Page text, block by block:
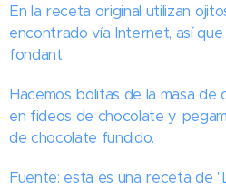
En la receta original utilizan
encontrado vía Internet, así
fondant.
Hacemos bolitas de la masa de
en fideos de chocolate y
de chocolate fundido.
Fuente: esta es una receta de